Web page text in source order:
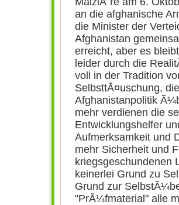
an die afghanische
die Minister der
Afghanistan
erreicht, aber es
leider durch die
voll in der Tradition
SelbsttÃ¤uschung,
Afghanistanpolitik
mehr verdienen die
Entwicklungshelfer
Aufmerksamkeit und
mehr Sicherheit und
kriegsgeschundenen
keinerlei Grund zu
Grund zur
"PrÃ¼fmaterial" alle